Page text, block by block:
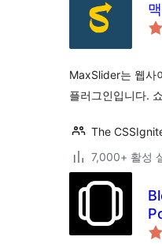
MaxSlider는 웹사
플러그인입니다.
The
7,000+ 활성